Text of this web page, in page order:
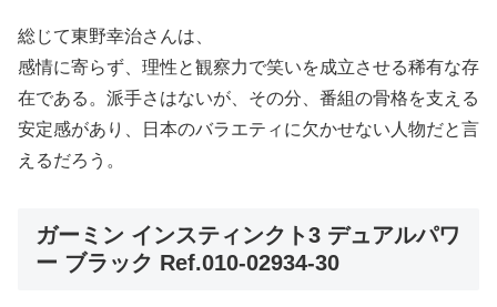
総じて東野幸治さんは、
感情に寄らず、理性と観察力で笑いを成立させる稀有な存
在である。派手さはないが、その分、番組の骨格を支える
安定感があり、日本のバラエティに欠かせない人物だと言
えるだろう。
ガーミン インスティンクト3 デュアルパワ
ー ブラック Ref.010-02934-30